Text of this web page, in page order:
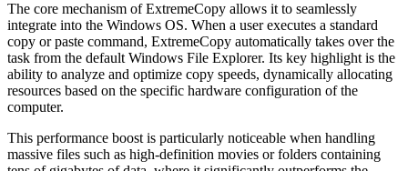
The core mechanism of ExtremeCopy allows it to seamlessly
integrate into the Windows OS. When a user executes a standard
copy or paste command, ExtremeCopy automatically takes over the
task from the default Windows File Explorer. Its key highlight is the
ability to analyze and optimize copy speeds, dynamically allocating
resources based on the specific hardware configuration of the
computer.
This performance boost is particularly noticeable when handling
massive files such as high-definition movies or folders containing